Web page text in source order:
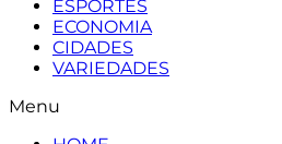
ESPORTES
ECONOMIA
CIDADES
VARIEDADES
Menu